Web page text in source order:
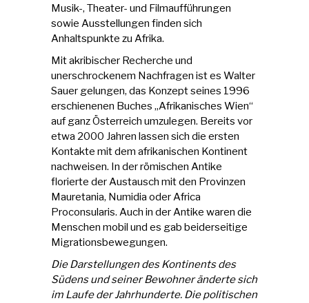
Musik-, Theater- und Filmaufführungen
sowie Ausstellungen finden sich
Anhaltspunkte zu Afrika.
Mit akribischer Recherche und
unerschrockenem Nachfragen ist es Walter
Sauer gelungen, das Konzept seines 1996
erschienenen Buches „Afrikanisches Wien“
auf ganz Österreich umzulegen. Bereits vor
etwa 2000 Jahren lassen sich die ersten
Kontakte mit dem afrikanischen Kontinent
nachweisen. In der römischen Antike
florierte der Austausch mit den Provinzen
Mauretania, Numidia oder Africa
Proconsularis. Auch in der Antike waren die
Menschen mobil und es gab beiderseitige
Migrationsbewegungen.
Die Darstellungen des Kontinents des
Südens und seiner Bewohner änderte sich
im Laufe der Jahrhunderte. Die politischen